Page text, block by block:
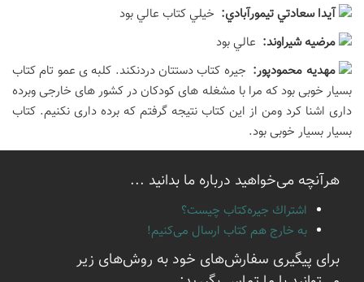
آيدا سعادتي تيمورآبادي: خيلي كتاب عالي بود
مرضيه شيراوند: عالي بود
مهديه محمودپور: جیره کتاب دستتان دردنکند. کلبه ی عمو تام کتاب
بسیار خوبی بود که مرا با مشغله های کودکان در کشور های خارجی وبرده
داری اشنا کرد ومن از این کتاب نتیجه گرفتم که برده داری نکنیم. کتاب
بسیار بسیار خوبی بود.
هرآنچه می‌خواهید درباره ما بدانید ...
اشتراك جيره‌كتاب چيست؟
به خارج هم كتاب ارسال می‌كنیم!
برای پیگیری سفارش‌های خود به روش‌های زیر